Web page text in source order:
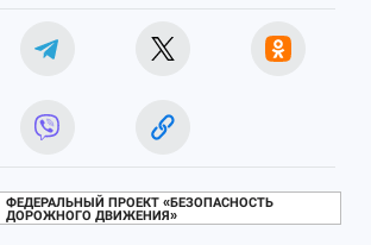
ФЕДЕРАЛЬНЫЙ ПРОЕКТ «БЕЗОПАСНОСТЬ
ДОРОЖНОГО ДВИЖЕНИЯ»